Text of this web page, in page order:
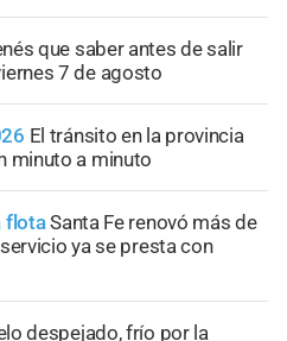
que saber antes de salir
7 de agosto
El tránsito en la provincia
minuto a minuto
flotaSanta Fe renovó más de
ya se presta con
despejado, frío por la